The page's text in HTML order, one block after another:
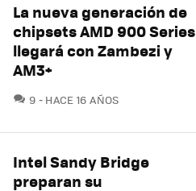
La nueva generación de
chipsets AMD 900 Series
llegará con Zambezi y
AM3+
9 COMENTARIOS
HACE 16 AÑOS
Intel Sandy Bridge
preparan su